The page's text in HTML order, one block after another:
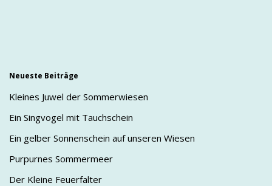
Neueste Beiträge
Kleines Juwel der Sommerwiesen
Ein Singvogel mit Tauchschein
Ein gelber Sonnenschein auf unseren Wiesen
Purpurnes Sommermeer
Der Kleine Feuerfalter